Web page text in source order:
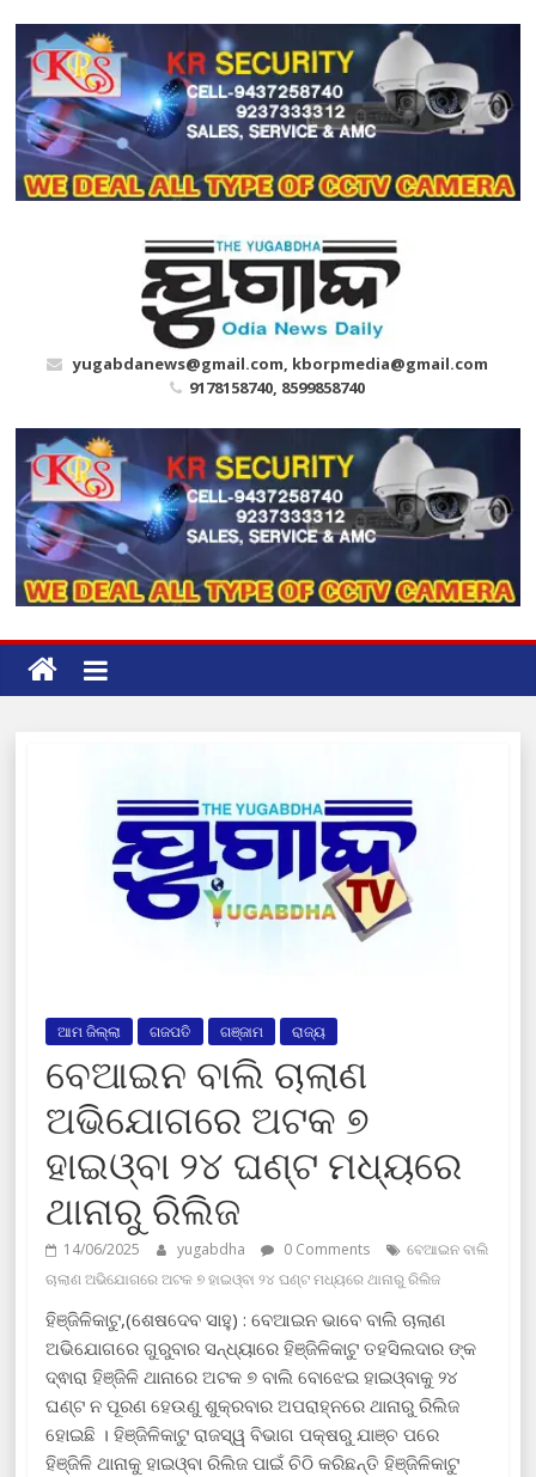
content
yugabdanews@gmail.com, kborpmedia@gmail.com
9178158740, 8599858740
ଆମ ଜିଲ୍ଲା ଗଜପତି ଗଞ୍ଜାମ ରାଜ୍ୟ
ବେଆଇନ ବାଲି ଚାଲାଣ
ଅଭିଯୋଗରେ ଅଟକ ୭
ହାଇଓ୍ବା ୨୪ ଘଣ୍ଟ ମଧ୍ୟରେ
ଥାନାରୁ ରିଲିଜ
14/06/2025 yugabdha 0 Comments
ବେଆଇନ ବାଲି
ଚାଲାଣ ଅଭିଯୋଗରେ ଅଟକ ୭ ହାଇଓ୍ବା ୨୪ ଘଣ୍ଟ ମଧ୍ୟରେ ଥାନାରୁ ରିଲିଜ
ହିଞ୍ଜିଳିକାଟୁ,(ଶେଷଦେବ ସାହୁ) : ବେଆଇନ ଭାବେ ବାଲି ଚାଲାଣ
ଅଭିଯୋଗରେ ଗୁରୁବାର ସନ୍ଧ୍ୟାରେ ହିଞ୍ଜିଳିକାଟୁ ତହସିଲଦାର ଙ୍କ
ଦ୍ଵାରା ହିଞ୍ଜିଳି ଥାନାରେ ଅଟକ ୭ ବାଲି ବୋଝେଇ ହାଇଓ୍ବାକୁ ୨୪
ଘଣ୍ଟ ନ ପୂରଣ ହେଉଣୁ ଶୁକ୍ରବାର ଅପରାହ୍ନରେ ଥାନାରୁ ରିଲିଜ
ହୋଇଛି । ହିଞ୍ଜିଳିକାଟୁ ରାଜସ୍ୱ ବିଭାଗ ପକ୍ଷରୁ ଯାଞ୍ଚ ପରେ
ହିଞ୍ଜିଳି ଥାନାକୁ ହାଇଓ୍ବା ରିଲିଜ ପାଇଁ ଚିଠି କରିଛନ୍ତି ହିଞ୍ଜିଳିକାଟୁ